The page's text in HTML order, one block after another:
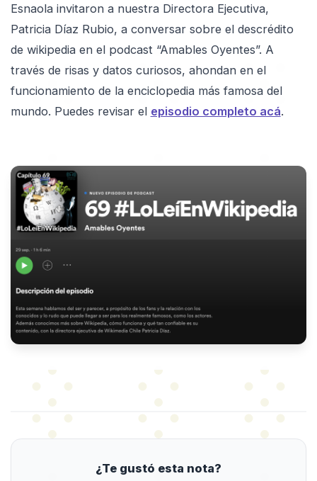
Esnaola invitaron a nuestra Directora Ejecutiva,
Patricia Díaz Rubio, a conversar sobre el descrédito
de wikipedia en el podcast “Amables Oyentes”. A
través de risas y datos curiosos, ahondan en el
funcionamiento de la enciclopedia más famosa del
mundo. Puedes revisar el episodio completo acá.
¿Te gustó esta nota?